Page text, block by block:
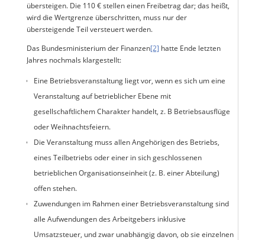
übersteigen. Die 110 € stellen einen Freibetrag dar; das heißt,
wird die Wertgrenze überschritten, muss nur der
übersteigende Teil versteuert werden.
Das Bundesministerium der Finanzen[2] hatte Ende letzten
Jahres nochmals klargestellt:
Eine Betriebsveranstaltung liegt vor, wenn es sich um eine
Veranstaltung auf betrieblicher Ebene mit
gesellschaftlichem Charakter handelt, z. B Betriebsausflüge
oder Weihnachtsfeiern.
Die Veranstaltung muss allen Angehörigen des Betriebs,
eines Teilbetriebs oder einer in sich geschlossenen
betrieblichen Organisationseinheit (z. B. einer Abteilung)
offen stehen.
Zuwendungen im Rahmen einer Betriebsveranstaltung sind
alle Aufwendungen des Arbeitgebers inklusive
Umsatzsteuer, und zwar unabhängig davon, ob sie einzelnen